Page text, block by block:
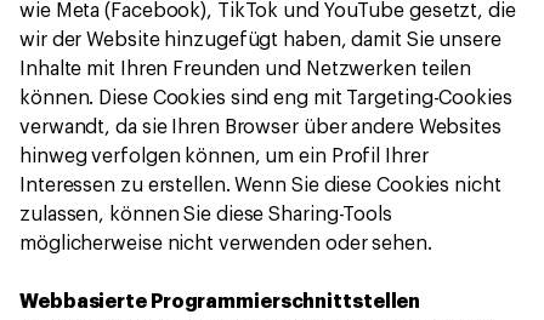
wie Meta (Facebook), TikTok und YouTube gesetzt, die
wir der Website hinzugefügt haben, damit Sie unsere
Inhalte mit Ihren Freunden und Netzwerken teilen
können. Diese Cookies sind eng mit Targeting-Cookies
verwandt, da sie Ihren Browser über andere Websites
hinweg verfolgen können, um ein Profil Ihrer
Interessen zu erstellen. Wenn Sie diese Cookies nicht
zulassen, können Sie diese Sharing-Tools
möglicherweise nicht verwenden oder sehen.
Webbasierte Programmierschnittstellen